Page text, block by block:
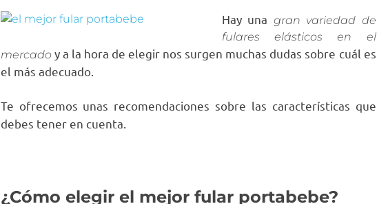
Hay una gran variedad de
fulares elásticos en el
mercadoy a la hora de elegir nos surgen muchas dudas sobre cuál es
el más adecuado.
Te ofrecemos unas recomendaciones sobre las características que
debes tener en cuenta.
¿Cómo elegir el mejor fular portabebe?